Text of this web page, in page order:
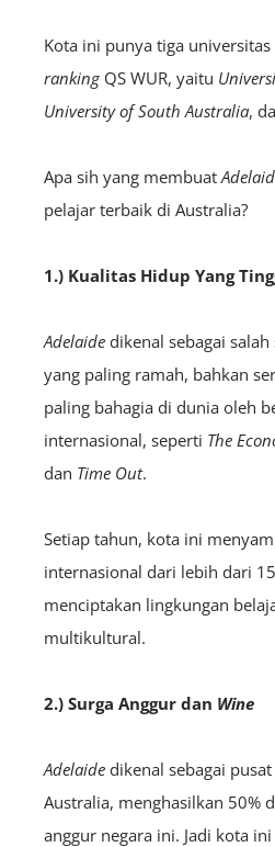
Kota ini punya tiga
rankingQS WUR, yaitu
University of South Australia,
Apa sih yang membuat
pelajar terbaik di Australia?
1.) Kualitas Hidup Yang
Adelaide dikenal sebagai
yang paling ramah, bahkan
paling bahagia di dunia oleh
internasional, seperti The
dan Time Out.
Setiap tahun, kota ini
internasional dari lebih dari
menciptakan lingkungan
multikultural.
2.) Surga Anggur dan Wine
Adelaide dikenal sebagai
Australia, menghasilkan 50%
anggur negara ini. Jadi kota